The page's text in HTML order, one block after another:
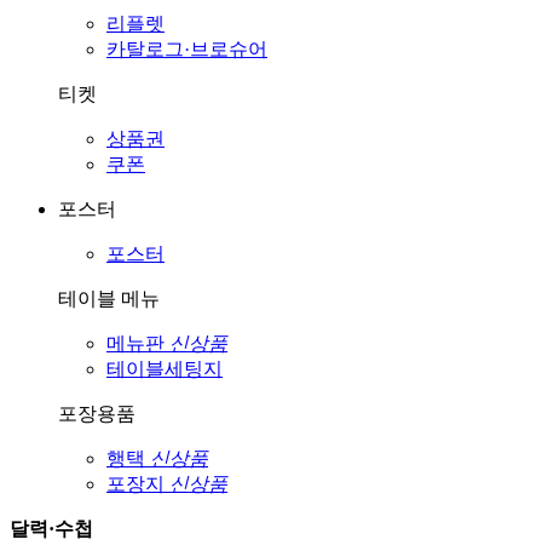
리플렛
카탈로그·브로슈어
티켓
상품권
쿠폰
포스터
포스터
테이블 메뉴
메뉴판 신상품
테이블세팅지
포장용품
행택 신상품
포장지
신상품
달력·수첩